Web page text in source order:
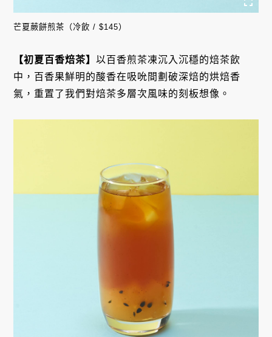
芒夏蕨餅煎茶（冷飲 / $145）
【初夏百香焙茶】以百香煎茶凍沉入沉穩的焙茶飲
中，百香果鮮明的酸香在吸吮間劃破深焙的烘焙香
氣，重置了我們對焙茶多層次風味的刻板想像。